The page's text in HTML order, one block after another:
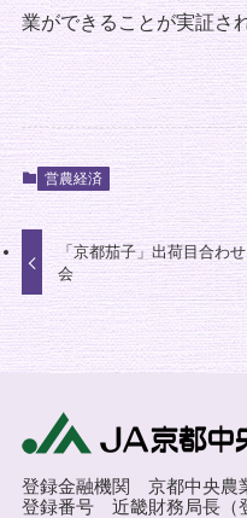
業ができることが実証さ
営農経済
「京都茄子」出荷目合わせ
会
登録金融機関 京都中央農
登録番号 近畿財務局長（